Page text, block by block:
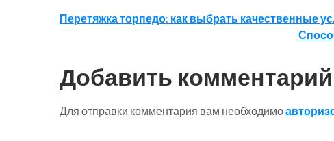
Навигация
записям
Перетяжка торпедо: как выбрать качественные
Добавить комментарий
Для отправки комментария вам необходимо